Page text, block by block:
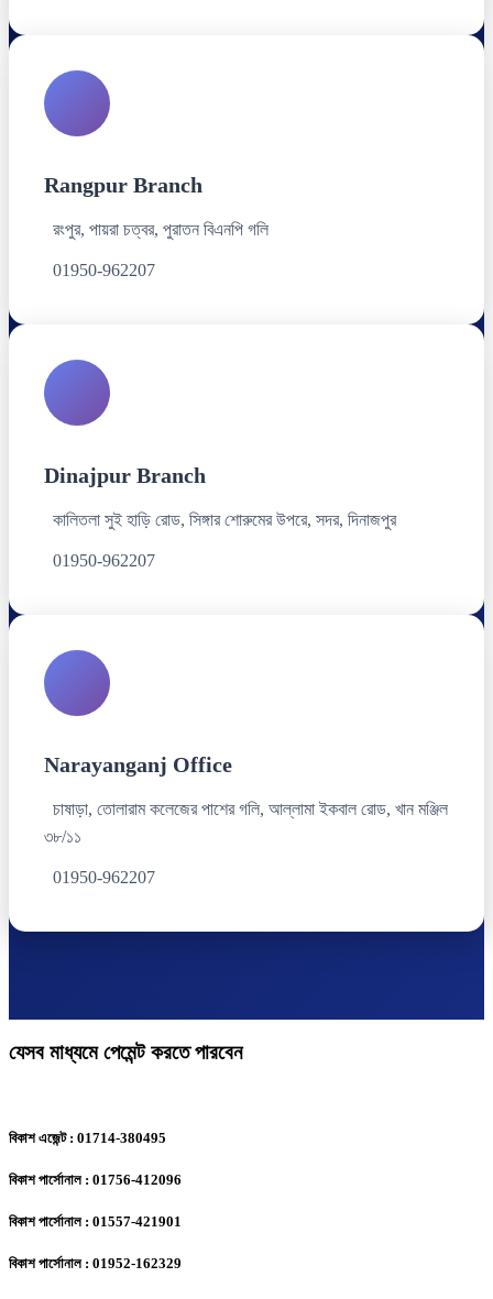
Rangpur Branch
রংপুর, পায়রা চত্বর, পুরাতন বিএনপি গলি
01950-962207
Dinajpur Branch
কালিতলা সুই হাড়ি রোড, সিঙ্গার শোরুমের উপরে, সদর, দিনাজপুর
01950-962207
Narayanganj Office
চাষাড়া, তোলারাম কলেজের পাশের গলি, আল্লামা ইকবাল রোড, খান মঞ্জিল
৩৮/১১
01950-962207
যেসব মাধ্যমে পেমেন্ট করতে পারবেন
বিকাশ এজেন্ট : 01714-380495
বিকাশ পার্সোনাল : 01756-412096
বিকাশ পার্সোনাল : 01557-421901
বিকাশ পার্সোনাল : 01952-162329